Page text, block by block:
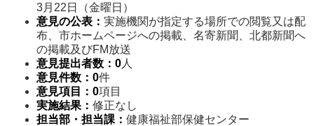
3月22日（金曜日）
意見の公表： 実施機関が指定する場所での閲覧又は配
布、市ホームページへの掲載、名寄新聞、北都新聞へ
の掲載及びFM放送
意見提出者数 ： 0 人
意見件数 ：0件
意見項目
：0項目
実施結果： 修正なし
担当部・担当課 ： 健康福祉部保健センター